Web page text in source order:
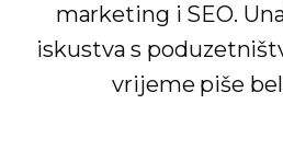
marketing i SEO.
iskustva s
vrijeme piše